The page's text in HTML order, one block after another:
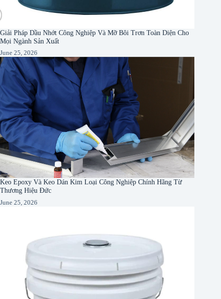
Giải Pháp Dầu Nhớt Công Nghiệp Và Mỡ Bôi Trơn Toàn Diện Cho
Mọi Ngành Sản Xuất
June 25, 2026
Keo Epoxy Và Keo Dán Kim Loại Công Nghiệp Chính Hãng Từ
Thương Hiệu Đức
June 25, 2026